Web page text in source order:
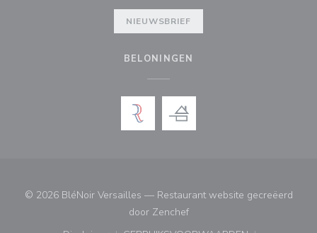
NIEUWSBRIEF
BELONINGEN
© 2026 BléNoir Versailles — Restaurant website gecreëerd
door Zenchef((opent in een nieuw